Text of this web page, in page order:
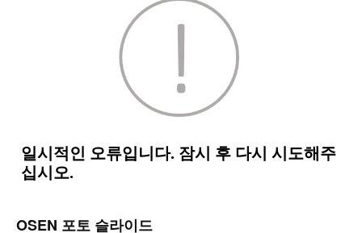
OSEN 포토 슬라이드